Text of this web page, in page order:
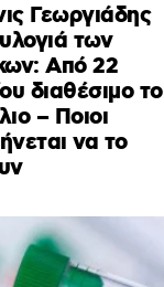
Γεωργιάδης
των
Από 22
διαθέσιμο το
– Ποιοι
να το